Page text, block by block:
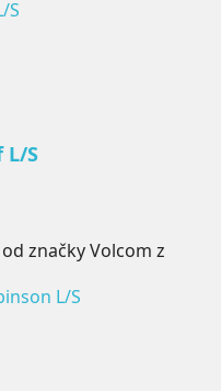
L/S
od značky Volcom z